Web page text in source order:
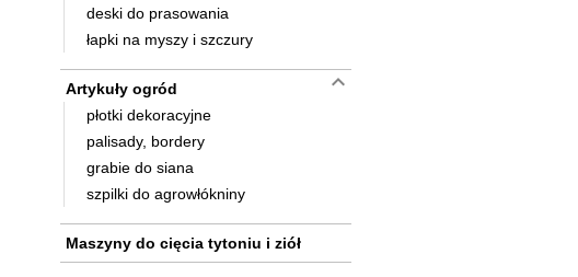
deski do prasowania
łapki na myszy i szczury
Artykuły ogród keyboard_arrow_down
płotki dekoracyjne
palisady, bordery
grabie do siana
szpilki do agrowłókniny
Maszyny do cięcia tytoniu i ziół